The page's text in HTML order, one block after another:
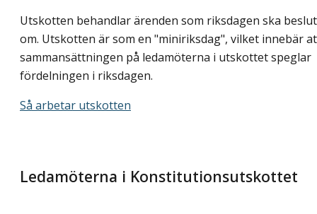
Utskotten behandlar ärenden som riksdagen ska
om. Utskotten är som en "miniriksdag", vilket innebär
sammansättningen på ledamöterna i utskottet speglar
fördelningen i riksdagen.
Så arbetar utskotten
Ledamöterna i Konstitutionsutskottet